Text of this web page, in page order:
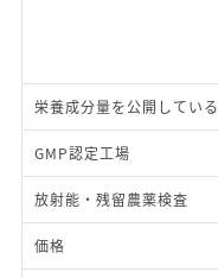
栄養成分量を公開している
GMP認定工場
放射能・残留農薬検査
価格